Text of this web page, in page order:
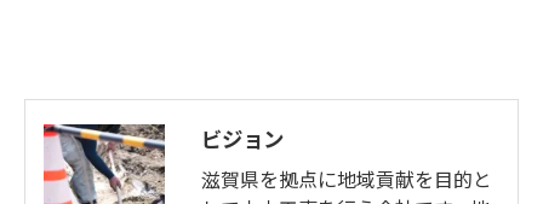
ビジョン
滋賀県を拠点に地域貢献を目的と